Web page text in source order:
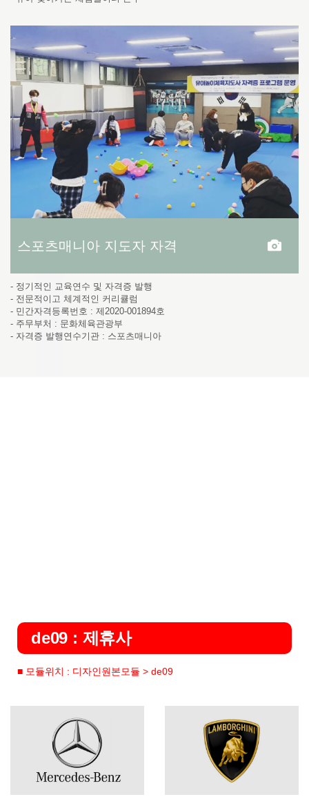
스포츠매니아 지도자 자격
- 정기적인 교육연수 및 자격증 발행
- 전문적이고 체계적인 커리큘럼
- 민간자격등록번호 : 제2020-001894호
- 주무부처 : 문화체육관광부
- 자격증 발행연수기관 : 스포츠매니아
de09 : 제휴사
■ 모듈위치 : 디자인원본모듈 > de09